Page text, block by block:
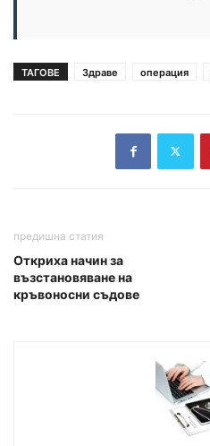
ТАГОВЕ Здраве операция
предишна статия
Откриха начин за
възстановяване на
кръвоносни съдове